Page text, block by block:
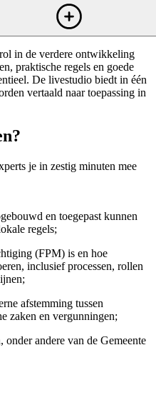
in de verdere ontwikkeling
praktische regels en goede
De livestudio biedt in één
vertaald naar toepassing in
je in zestig minuten mee
en toegepast kunnen
regels;
(FPM) is en hoe
inclusief processen, rollen
afstemming tussen
zaken en vergunningen;
andere van de Gemeente